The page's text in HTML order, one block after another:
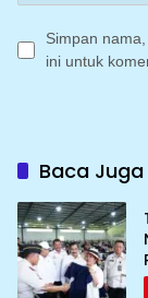
Simpan
ini untuk
Baca Juga